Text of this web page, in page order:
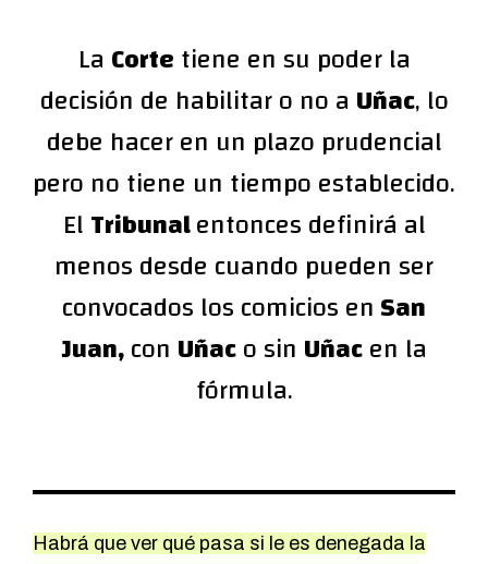
La Cortetiene en su poder la
decisión de habilitar o no a Uñac, lo
debe hacer en un plazo prudencial
pero no tiene un tiempo establecido.
ElTribunalentonces definirá al
menos desde cuando pueden ser
convocados los comicios enSan
Juan,con Uñaco sin Uñacen la
fórmula.
Habrá que ver qué pasa si le es denegada la